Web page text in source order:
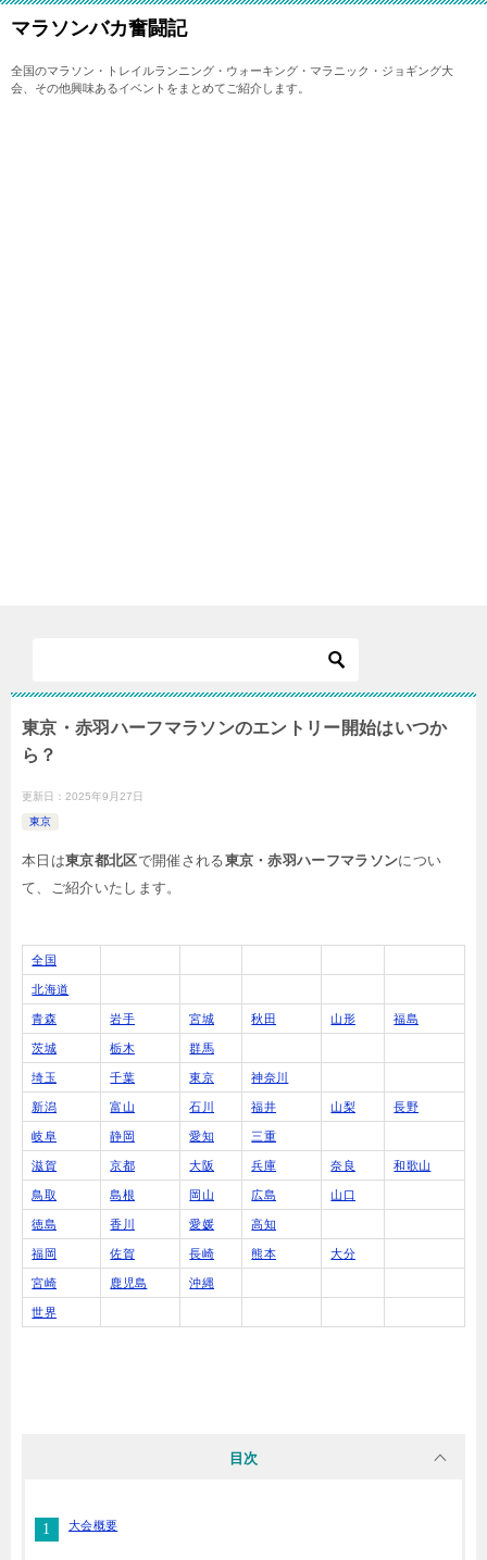
マラソンバカ奮闘記
全国のマラソン・トレイルランニング・ウォーキング・マラニック・ジョギング大
会、その他興味あるイベントをまとめてご紹介します。
東京・赤羽ハーフマラソンのエントリー開始はいつか
ら？
更新日： 2025年9月27日
東京
本日は東京都北区で開催される東京・赤羽ハーフマラソンについ
て、ご紹介いたします。
全国
北海道
青森 岩手 宮城 秋田 山形 福島
茨城 栃木 群馬
埼玉 千葉 東京 神奈川
新潟 富山 石川 福井 山梨 長野
岐阜 静岡 愛知 三重
滋賀 京都 大阪 兵庫 奈良 和歌山
鳥取 島根 岡山 広島 山口
徳島 香川 愛媛 高知
福岡 佐賀 長崎 熊本 大分
宮崎 鹿児島 沖縄
世界
目次
大会概要